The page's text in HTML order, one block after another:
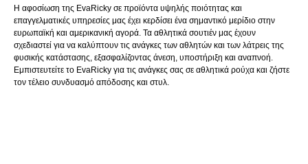
Η αφοσίωση της EvaRicky σε προϊόντα υψηλής ποιότητας και
επαγγελματικές υπηρεσίες μας έχει κερδίσει ένα σημαντικό μερίδιο στην
ευρωπαϊκή και αμερικανική αγορά. Τα αθλητικά σουτιέν μας έχουν
σχεδιαστεί για να καλύπτουν τις ανάγκες των αθλητών και των λάτρεις της
φυσικής κατάστασης, εξασφαλίζοντας άνεση, υποστήριξη και αναπνοή.
Εμπιστευτείτε το EvaRicky για τις ανάγκες σας σε αθλητικά ρούχα και ζήστε
τον τέλειο συνδυασμό απόδοσης και στυλ.